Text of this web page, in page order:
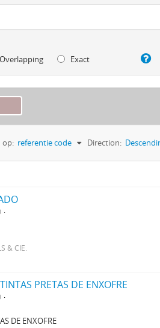
Overlapping
Exact
op: referentie code Direction:
& CIE.
PRETAS DE ENXOFRE
DE ENXOFRE